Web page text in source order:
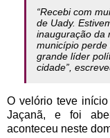
“Recebi com
de Uady.
inauguração da
município perde
grande líder
cidade”,
O velório teve
Jaçanã, e foi
aconteceu neste